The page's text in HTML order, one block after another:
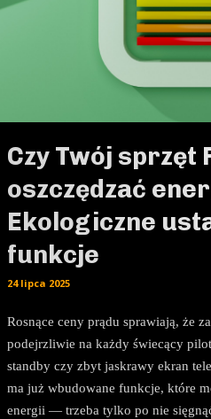
Czy Twój sprzęt
oszczędzać
Ekologiczne
funkcje
24 lipca 2025
Rosnące ceny prądu sprawiają, że
podejrzliwie na każdy świecący
standby czy zbyt jaskrawy ekran
ma już wbudowane funkcje, które
energii — trzeba tylko po nie